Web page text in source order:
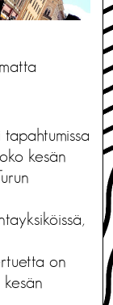
kesän
on